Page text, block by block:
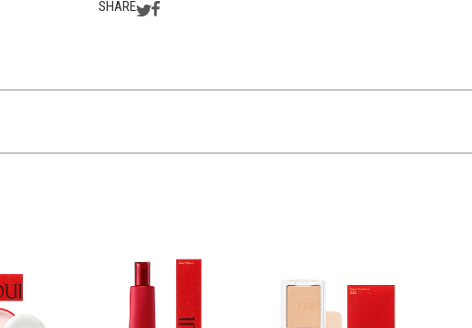
SHARE